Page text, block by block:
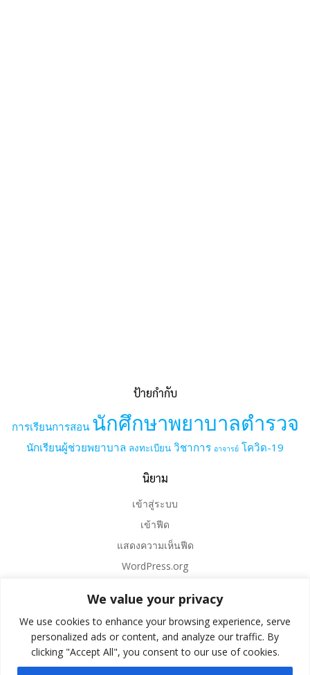
We value your privacy
We use cookies to enhance your browsing experience, serve
personalized ads or content, and analyze our traffic. By
clicking "Accept All", you consent to our use of cookies.
ป้ายกำกับ
การเรียนการสอน นักศึกษาพยาบาลตำรวจ
นักเรียนผู้ช่วยพยาบาล ลงทะเบียน วิชาการ อาจารย์ โควิด-19
นิยาม
เข้าสู่ระบบ
เข้าฟีด
แสดงความเห็นฟีด
WordPress.org